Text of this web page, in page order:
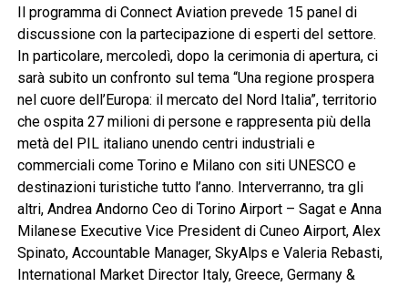
Il programma di Connect Aviation prevede 15 panel di
discussione con la partecipazione di esperti del settore.
In particolare, mercoledì, dopo la cerimonia di apertura, ci
sarà subito un confronto sul tema “Una regione prospera
nel cuore dell’Europa: il mercato del Nord Italia”, territorio
che ospita 27 milioni di persone e rappresenta più della
metà del PIL italiano unendo centri industriali e
commerciali come Torino e Milano con siti UNESCO e
destinazioni turistiche tutto l’anno. Interverranno, tra gli
altri, Andrea Andorno Ceo di Torino Airport – Sagat e Anna
Milanese Executive Vice President di Cuneo Airport, Alex
Spinato, Accountable Manager, SkyAlps e Valeria Rebasti,
International Market Director Italy, Greece, Germany &